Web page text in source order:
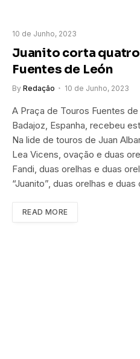
10 de Junho, 2023
Juanito corta
Fuentes de León
By Redação 10 de Junho, 2023
A Praça de Touros Fuentes
Badajoz, Espanha, recebeu
Na lide de touros de Juan
Lea Vicens, ovação e duas
Fandi, duas orelhas e duas
“Juanito”, duas orelhas e duas
READ MORE